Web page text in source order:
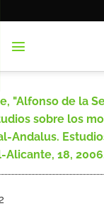
"Alfonso de la
sobre los
Andalus.
Alicante, 18,